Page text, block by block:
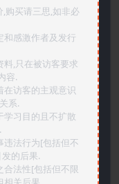
购买请三思,如非必
感激作者及发行
,只在被访客要求
容.
访客的主观意识
系.
习目的且不扩散
法行为[包括但不
的后果.
法性[包括但不限